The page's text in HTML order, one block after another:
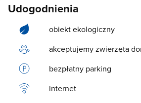
Udogodnienia
obiekt ekologiczny
akceptujemy zwierzęta
bezpłatny parking
internet